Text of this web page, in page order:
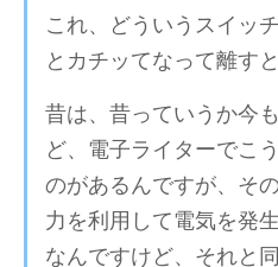
これ、どういうスイッ
とカチッてなって離す
昔は、昔っていうか今
ど、電子ライターでこ
のがあるんですが、そ
力を利用して電気を発
なんですけど、それと